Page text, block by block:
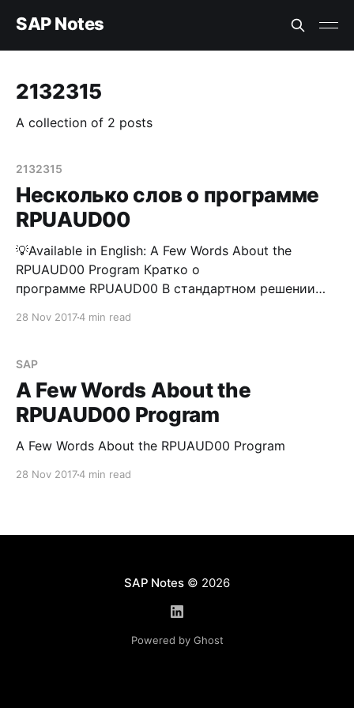
SAP Notes
2132315
A collection of 2 posts
2132315
Несколько слов о программе
RPUAUD00
💡Available in English: A Few Words About the
RPUAUD00 Program Кратко о
программе RPUAUD00 В стандартном решении
пользователя, инфо-типу. Настройка всего этого
процесса настолько простая, что
останавливаться на ней, как мне кажется, не
имеет
28 Nov 20174 min read
SAP
A Few Words About the
RPUAUD00 Program
A Few Words About the RPUAUD00 Program
28 Nov 20174 min read
SAP Notes© 2026
Powered by Ghost